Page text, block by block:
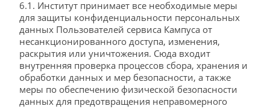
6.1. Институт принимает все необходимые меры
для защиты конфиденциальности персональных
данных Пользователей сервиса Кампуса от
несанкционированного доступа, изменения,
раскрытия или уничтожения. Сюда входит
внутренняя проверка процессов сбора, хранения и
обработки данных и мер безопасности, а также
меры по обеспечению физической безопасности
данных для предотвращения неправомерного